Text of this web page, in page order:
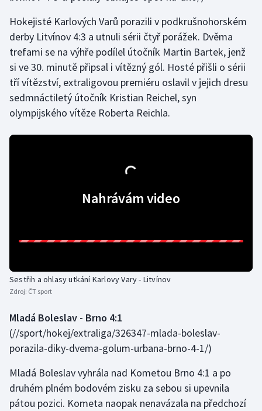
Ostatní
Hokejisté Karlových Varů porazili v podkrušnohorském
derby Litvínov 4:3 a utnuli sérii čtyř porážek. Dvěma
trefami se na výhře podílel útočník Martin Bartek, jenž
si ve 30. minutě připsal i vítězný gól. Hosté přišli o sérii
tří vítězství, extraligovou premiéru oslavil v jejich dresu
sedmnáctiletý útočník Kristian Reichel, syn
olympijského vítěze Roberta Reichla.
Nahrávám video
Sestřih a ohlasy utkání Karlovy Vary - Litvínov
Zdroj: ČT sport
Mladá Boleslav - Brno 4:1
(//sport/hokej/extraliga/326347-mlada-boleslav-
porazila-diky-dvema-golum-urbana-brno-4-1/)
Mladá Boleslav vyhrála nad Kometou Brno 4:1 a po
druhém plném bodovém zisku za sebou si upevnila
pátou pozici. Kometa naopak nenavázala na předchozí